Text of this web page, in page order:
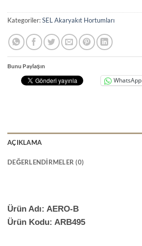
Kategoriler:SEL Akaryakıt Hortumları
Bunu Paylaşın
WhatsApp
AÇIKLAMA
DEĞERLENDIRMELER (0)
Ürün Adı: AERO-B
Ürün Kodu: ARB495